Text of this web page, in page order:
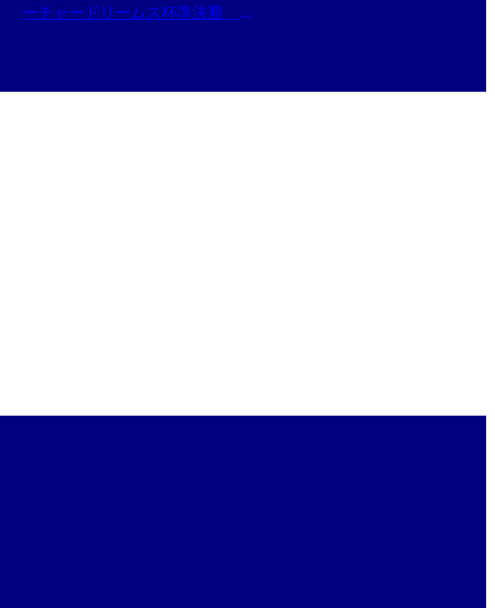
ーチャードリームス杯準決勝 横